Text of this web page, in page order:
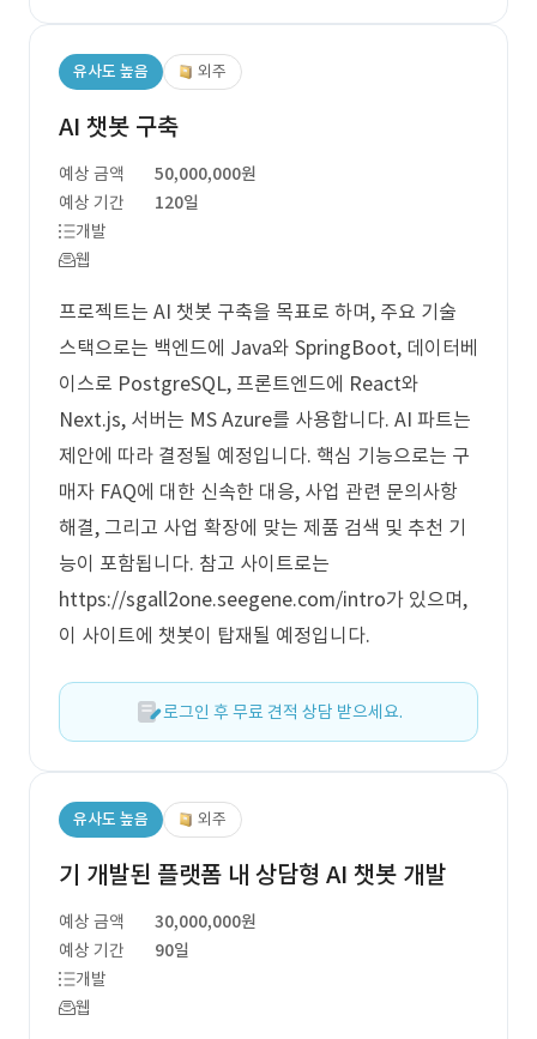
유사도 높음 외주
AI 챗봇 구축
예상 금액
50,000,000원
예상 기간
120일
개발
웹
프로젝트는 AI 챗봇 구축을 목표로 하며, 주요 기술
스택으로는 백엔드에 Java와 SpringBoot, 데이터베
이스로 PostgreSQL, 프론트엔드에 React와
Next.js, 서버는 MS Azure를 사용합니다. AI 파트는
제안에 따라 결정될 예정입니다. 핵심 기능으로는 구
매자 FAQ에 대한 신속한 대응, 사업 관련 문의사항
해결, 그리고 사업 확장에 맞는 제품 검색 및 추천 기
능이 포함됩니다. 참고 사이트로는
https://sgall2one.seegene.com/intro가 있으며,
이 사이트에 챗봇이 탑재될 예정입니다.
로그인 후 무료 견적 상담 받으세요.
유사도 높음 외주
기 개발된 플랫폼 내 상담형 AI 챗봇 개발
예상 금액
30,000,000원
예상 기간
90일
개발
웹